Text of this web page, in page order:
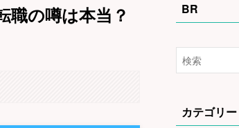
職の噂は本当？ BR
カテゴリー